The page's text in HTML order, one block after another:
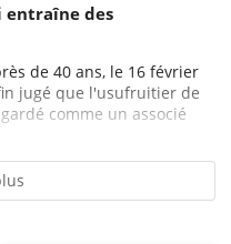
entraîne des
de 40 ans, le 16 février
jugé que l'usufruitier de
comme un associé